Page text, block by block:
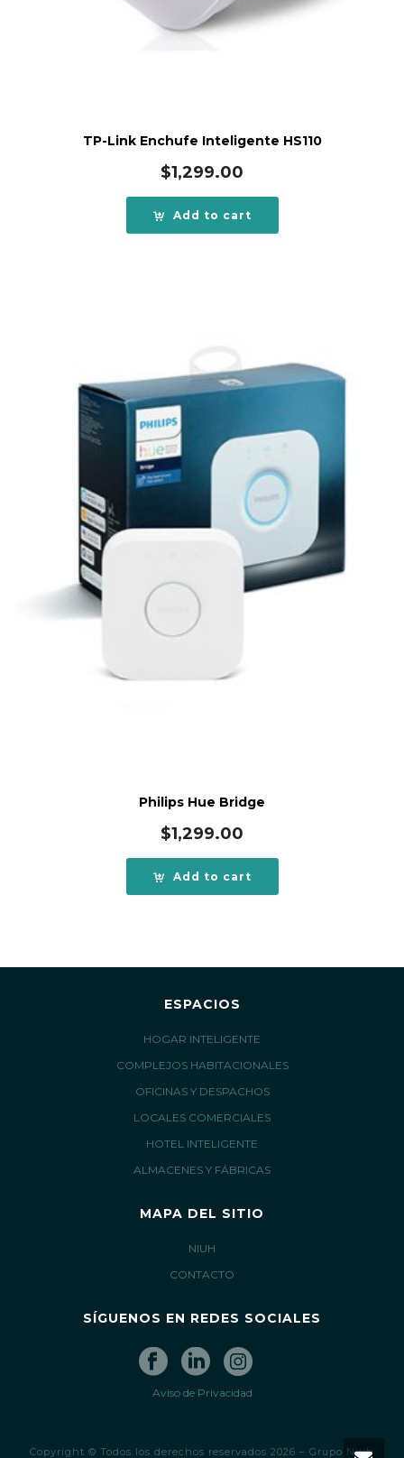
TP-Link Enchufe Inteligente HS110
$1,299.00
Add to cart
Philips Hue Bridge
$1,299.00
Add to cart
ESPACIOS
HOGAR INTELIGENTE
COMPLEJOS HABITACIONALES
OFICINAS Y DESPACHOS
LOCALES COMERCIALES
HOTEL INTELIGENTE
ALMACENES Y FÁBRICAS
MAPA DEL SITIO
NIUH
CONTACTO
SÍGUENOS EN REDES SOCIALES
Aviso de Privacidad
Copyright © Todos los derechos reservados 2026 – Grupo Niuh